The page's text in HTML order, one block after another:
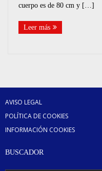
PASARELAS
cuerpo es de 80 cm y […]
Leer más
AVISO LEGAL
POLÍTICA DE COOKIES
INFORMACIÓN COOKIES
BUSCADOR